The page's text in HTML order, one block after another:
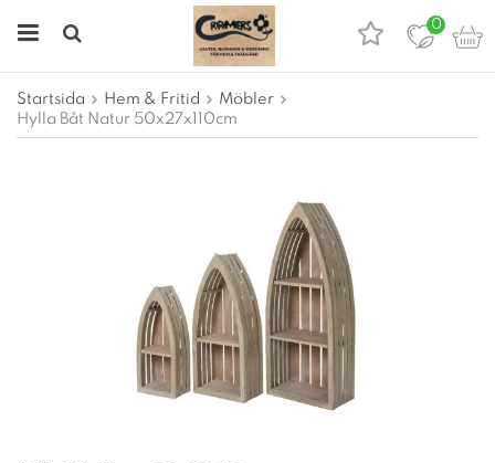
0
Startsida Hem & Fritid
Möbler
Hylla Båt Natur 50x27x110cm